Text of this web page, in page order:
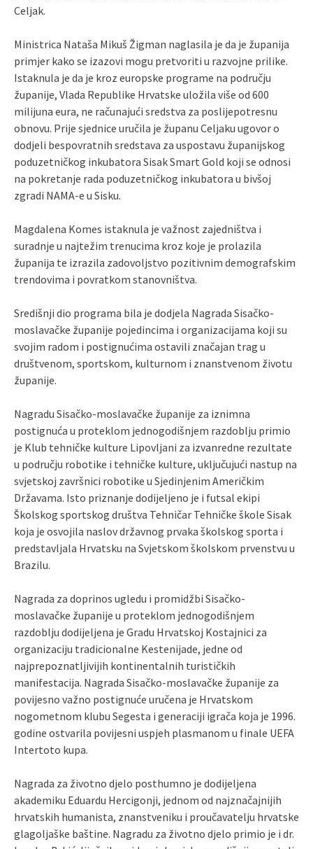
Celjak.
Ministrica Nataša Mikuš Žigman naglasila je da je županija
primjer kako se izazovi mogu pretvoriti u razvojne prilike.
Istaknula je da je kroz europske programe na području
županije, Vlada Republike Hrvatske uložila više od 600
milijuna eura, ne računajući sredstva za poslijepotresnu
obnovu. Prije sjednice uručila je županu Celjaku ugovor o
dodjeli bespovratnih sredstava za uspostavu županijskog
poduzetničkog inkubatora Sisak Smart Gold koji se odnosi
na pokretanje rada poduzetničkog inkubatora u bivšoj
zgradi NAMA-e u Sisku.
Magdalena Komes istaknula je važnost zajedništva i
suradnje u najtežim trenucima kroz koje je prolazila
županija te izrazila zadovoljstvo pozitivnim demografskim
trendovima i povratkom stanovništva.
Središnji dio programa bila je dodjela Nagrada Sisačko-
moslavačke županije pojedincima i organizacijama koji su
svojim radom i postignućima ostavili značajan trag u
društvenom, sportskom, kulturnom i znanstvenom životu
županije.
Nagradu Sisačko-moslavačke županije za iznimna
postignuća u proteklom jednogodišnjem razdoblju primio
je Klub tehničke kulture Lipovljani za izvanredne rezultate
u području robotike i tehničke kulture, uključujući nastup na
svjetskoj završnici robotike u Sjedinjenim Američkim
Državama. Isto priznanje dodijeljeno je i futsal ekipi
Školskog sportskog društva Tehničar Tehničke škole Sisak
koja je osvojila naslov državnog prvaka školskog sporta i
predstavljala Hrvatsku na Svjetskom školskom prvenstvu u
Brazilu.
Nagrada za doprinos ugledu i promidžbi Sisačko-
moslavačke županije u proteklom jednogodišnjem
razdoblju dodijeljena je Gradu Hrvatskoj Kostajnici za
organizaciju tradicionalne Kestenijade, jedne od
najprepoznatljivijih kontinentalnih turističkih
manifestacija. Nagrada Sisačko-moslavačke županije za
povijesno važno postignuće uručena je Hrvatskom
nogometnom klubu Segesta i generaciji igrača koja je 1996.
godine ostvarila povijesni uspjeh plasmanom u finale UEFA
Intertoto kupa.
Nagrada za životno djelo posthumno je dodijeljena
akademiku Eduardu Hercigonji, jednom od najznačajnijih
hrvatskih humanista, znanstveniku i proučavatelju hrvatske
glagoljaške baštine. Nagradu za životno djelo primio je i dr.